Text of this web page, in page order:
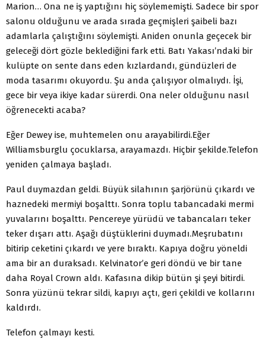
Marion… Ona ne iş yaptığını hiç söylememişti. Sadece bir spor
salonu olduğunu ve arada sırada geçmişleri şaibeli bazı
adamlarla çalıştığını söylemişti. Aniden onunla geçecek bir
geleceği dört gözle beklediğini fark etti. Batı Yakası’ndaki bir
kulüpte on sente dans eden kızlardandı, gündüzleri de
moda tasarımı okuyordu. Şu anda çalışıyor olmalıydı. İşi,
gece bir veya ikiye kadar sürerdi. Ona neler olduğunu nasıl
öğrene­cekti acaba?
Eğer Dewey ise, muhtemelen onu arayabilirdi.Eğer
Williamsburglu çocuklarsa, arayamazdı. Hiçbir şe­kilde.Telefon
yeniden çalmaya başladı.
Paul duymazdan geldi. Büyük silahının şarjörünü çıkardı ve
haznedeki mermiyi boşalttı. Sonra toplu tabancadaki mer­mi
yuvalarını boşalttı. Pencereye yürüdü ve tabancaları teker
teker dışarı attı. Aşağı düştüklerini duymadı.Meşrubatını
bitirip ceketini çıkardı ve yere bıraktı. Kapıya doğru yöneldi
ama bir an duraksadı. Kelvinator’e geri döndü ve bir tane
daha Royal Crown aldı. Kafasına dikip bütün şi­ şeyi bitirdi.
Sonra yüzünü tekrar sildi, kapıyı açtı, geri çekildi ve kollarını
kaldırdı.
Telefon çalmayı kesti.